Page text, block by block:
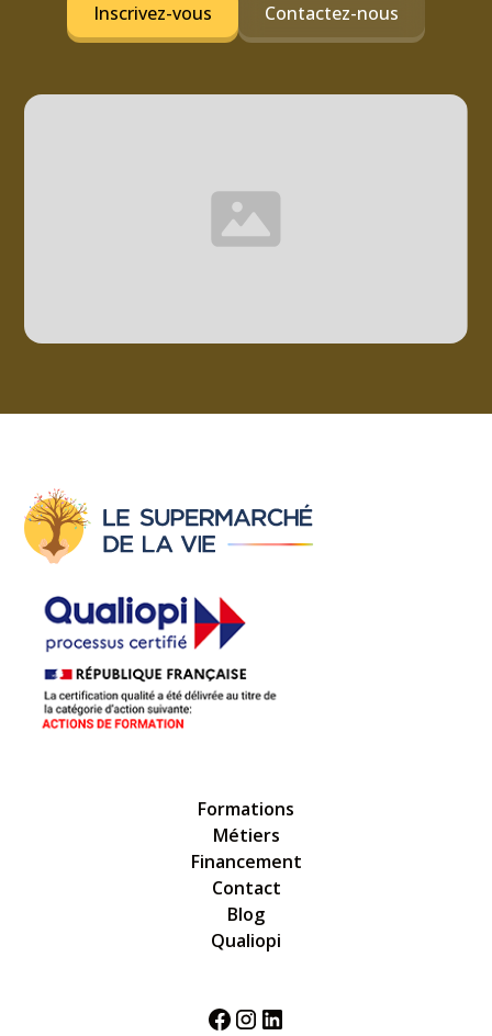
Inscrivez-vous Contactez-nous
Formations
Métiers
Financement
Contact
Blog
Qualiopi